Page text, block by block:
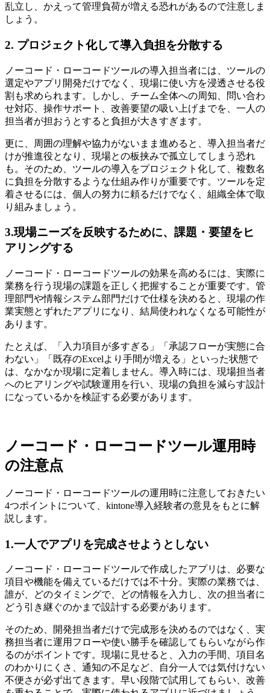
乱立し、かえって管理負荷が増える恐れがあるので注意しま
しょう。
2. プロジェクト化して導入負担を分散する
ノーコード・ローコードツールの導入担当者には、ツールの
選定やアプリ開発だけでなく、現場に使い方を浸透させる役
割も求められます。しかし、チーム全体への周知、問い合わ
せ対応、操作サポート、改善要望の吸い上げまでを、一人の
担当者が担おうとすると負担が大きすぎます。
更に、周囲の理解や協力がないまま進めると、導入担当者だ
けが推進役となり、現場との板挟みで孤立してしまう恐れ
も。そのため、ツールの導入をプロジェクト化して、複数名
に負担を分散するような仕組み作りが重要です。ツールを定
着させるには、個人の努力に頼るだけでなく、組織全体で取
り組みましょう。
3.現場ニーズを反映するために、課題・要望をヒ
アリングする
ノーコード・ローコードツールの効果を高めるには、実際に
業務を行う現場の課題を正しく把握することが重要です。管
理部門や情報システム部門だけで仕様を決めると、現場の作
業実態とずれたアプリになり、結局使われなくなる可能性が
あります。
たとえば、「入力項目が多すぎる」「承認フローが実態に合
わない」「既存のExcelより手間が増える」といった状態で
は、なかなか現場に定着しません。導入時には、現場担当者
へのヒアリングや試験運用を行い、現場の負担を減らす設計
になっているかを検証する必要があります。
ノーコード・ローコードツール運用時
の注意点
ノーコード・ローコードツールの運用時に注意しておきたい
4つポイントについて、kintone導入経験者の意見をもとに解
説します。
1.一人でアプリを完成させようとしない
ノーコード・ローコードツールで作成したアプリは、必要な
項目や機能を備えているだけでは不十分。実際の業務では、
誰が、どのタイミングで、どの情報を入力し、次の担当者に
どう引き継ぐのかまで設計する必要があります。
そのため、開発担当者だけで完成形を決めるのではなく、実
務担当者に運用フローや使い勝手を確認してもらいながら作
るのがポイントです。現場に見せると、入力の手間、項目名
のわかりにくさ、通知の不足など、自分一人では気付けない
不便さが必ず出てきます。早い段階で試用してもらい、改善